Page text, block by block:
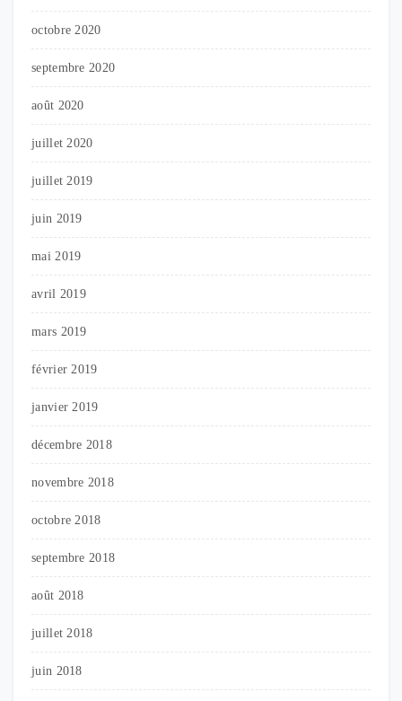
octobre 2020
septembre 2020
août 2020
juillet 2020
juillet 2019
juin 2019
mai 2019
avril 2019
mars 2019
février 2019
janvier 2019
décembre 2018
novembre 2018
octobre 2018
septembre 2018
août 2018
juillet 2018
juin 2018